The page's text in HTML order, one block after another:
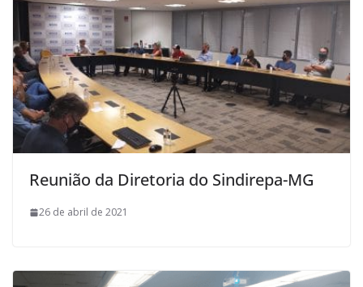
Reunião da Diretoria do Sindirepa-MG
26 de abril de 2021